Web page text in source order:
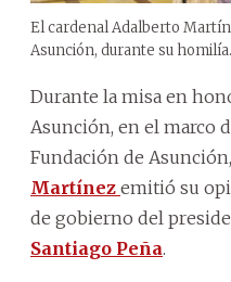
El cardenal Adalberto
Asunción, durante su homilía.
Durante la misa en
Asunción, en el marco
Fundación de
Martínez emitió su
de gobierno del
Santiago Peña.